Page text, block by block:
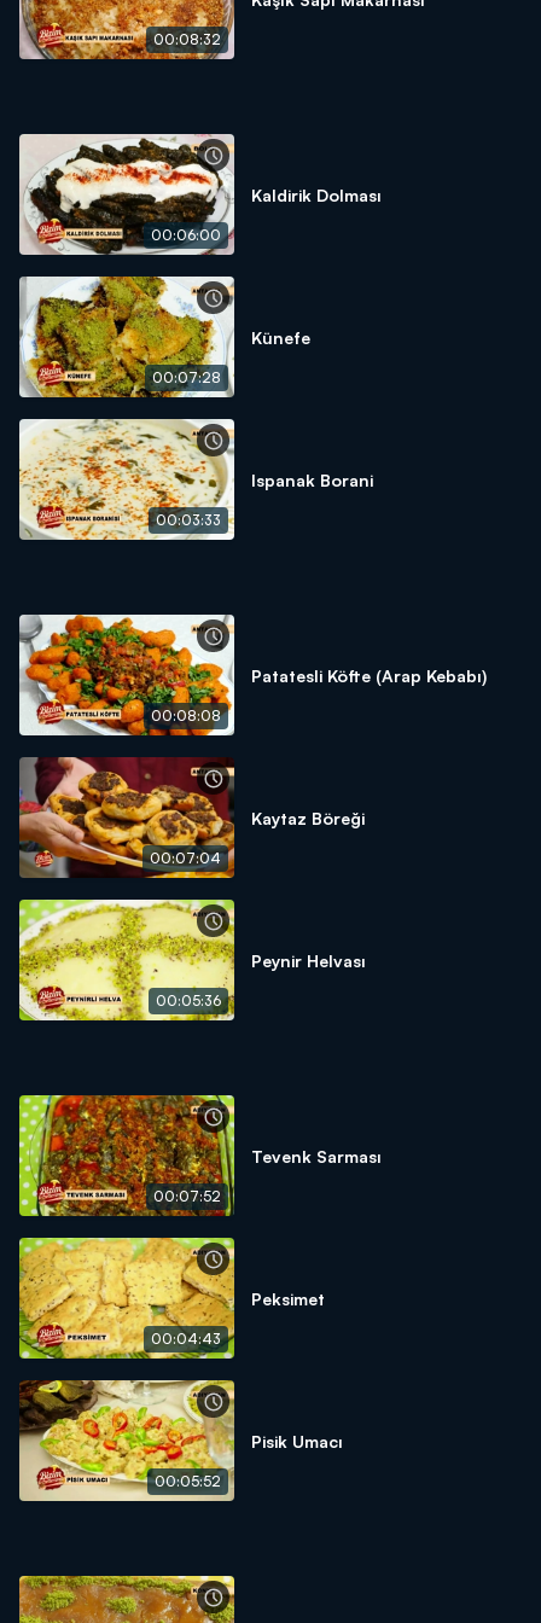
00:08:32
00:06:00
Kaldirik Dolması
00:07:28
Künefe
00:03:33
Ispanak Borani
00:08:08
Patatesli Köfte (Arap Kebabı)
00:07:04
Kaytaz Böreği
00:05:36
Peynir Helvası
00:07:52
Tevenk Sarması
00:04:43
Peksimet
00:05:52
Pisik Umacı